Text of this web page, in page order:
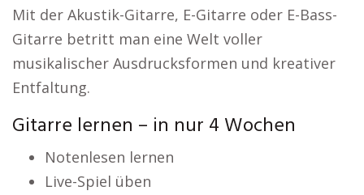
Mit der Akustik-Gitarre, E-Gitarre oder E-Bass-
Gitarre betritt man eine Welt voller
musikalischer Ausdrucksformen und kreativer
Entfaltung.
Gitarre lernen – in nur 4 Wochen
Notenlesen lernen
Live-Spiel üben